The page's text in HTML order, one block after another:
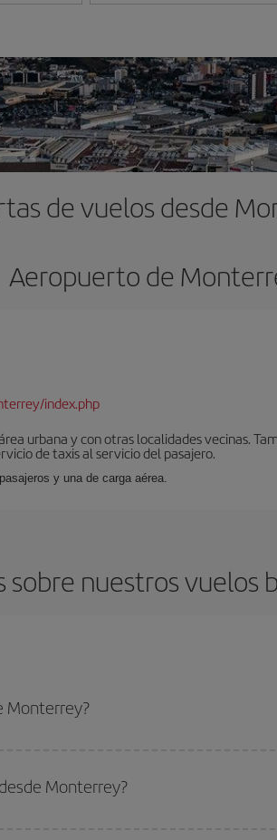
de vuelos desde
Aeropuerto de
index.php
urbana y con otras localidades vecinas.
de taxis al servicio del pasajero.
y una de carga aérea.
nuestros vuelos
Monterrey?
tu viaje, mira nuestras ofertas y déjate inspirar:
Monterrey?